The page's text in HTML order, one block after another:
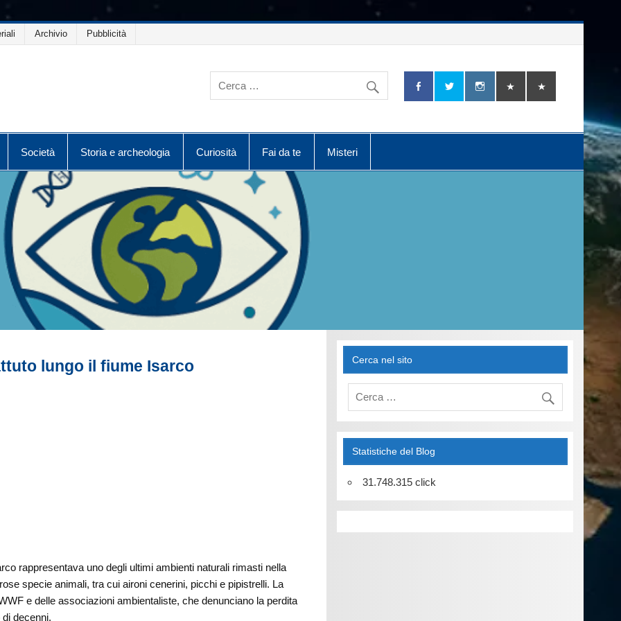
Archivio Pubblicità
Società Storia e archeologia Curiosità Fai da te Misteri
lungo il fiume Isarco
rappresentava uno degli ultimi ambienti naturali rimasti nella
specie animali, tra cui aironi cenerini, picchi e pipistrelli. La
e delle associazioni ambientaliste, che denunciano la perdita
decenni.
Cerca nel sito
Statistiche del Blog
31.748.315 click